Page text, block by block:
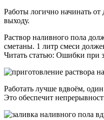
Работы логично начинать от
выходу.
Раствор наливного пола
сметаны. 1 литр смеси
Читать статью: Ошибки при
Работать лучше вдвоём,
Это обеспечит